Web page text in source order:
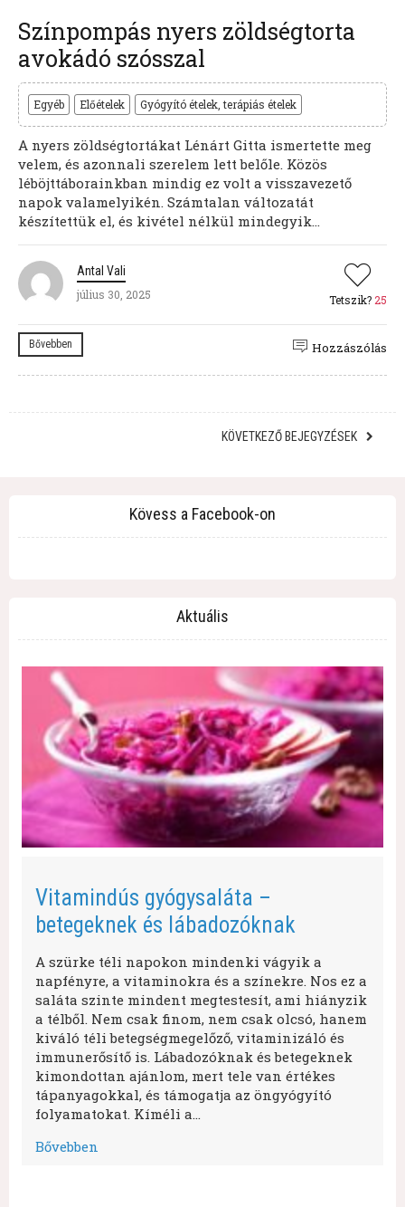
Színpompás nyers zöldségtorta
avokádó szósszal
Egyéb Előételek Gyógyító ételek, terápiás ételek
A nyers zöldségtortákat Lénárt Gitta ismertette meg
velem, és azonnali szerelem lett belőle. Közös
léböjttáborainkban mindig ez volt a visszavezető
napok valamelyikén. Számtalan változatát
készítettük el, és kivétel nélkül mindegyik...
Antal Vali
július 30, 2025
Tetszik? 25
Bővebben Hozzászólás
KÖVETKEZŐ BEJEGYZÉSEK
Kövess a Facebook-on
Aktuális
Vitamindús gyógysaláta –
betegeknek és lábadozóknak
A szürke téli napokon mindenki vágyik a
napfényre, a vitaminokra és a színekre. Nos ez a
saláta szinte mindent megtestesít, ami hiányzik
a télből. Nem csak finom, nem csak olcsó, hanem
kiváló téli betegségmegelőző, vitaminizáló és
immunerősítő is. Lábadozóknak és betegeknek
kimondottan ajánlom, mert tele van értékes
tápanyagokkal, és támogatja az öngyógyító
folyamatokat. Kíméli a…
Bővebben